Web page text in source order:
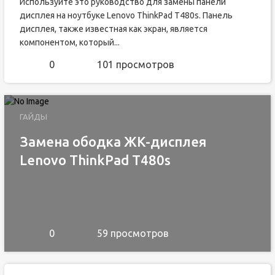
дисплея на ноутбуке Lenovo ThinkPad T480s. Панель
дисплея, также известная как экран, является
компонентом, который...
0 101 просмотров
ГАЙДЫ
Замена ободка ЖК-дисплея
Lenovo ThinkPad T480s
0 59 просмотров